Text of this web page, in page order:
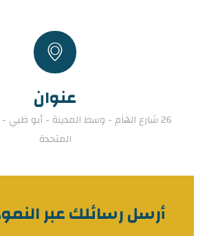
عنوان
26 شارع الهَاَم - وسط المدينة - أبو ظبي -
المتحدة
أرسل رسائلك عبر